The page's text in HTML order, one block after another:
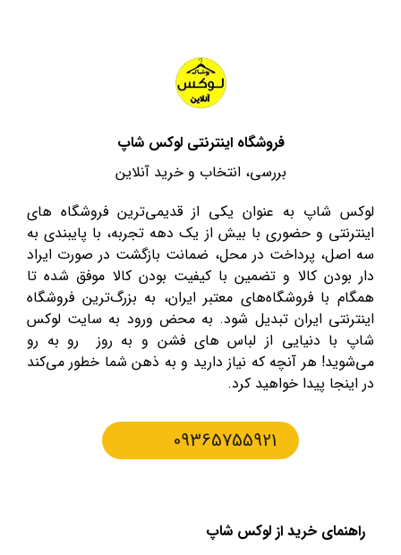
فروشگاه اینترنتی لوکس شاپ
بررسی، انتخاب و خرید آنلاین
لوکس شاپ به عنوان یکی از قدیمی‌ترین فروشگاه های
اینترنتی و حضوری با بیش از یک دهه تجربه، با پایبندی به
سه اصل، پرداخت در محل، ضمانت بازگشت در صورت ایراد
دار بودن کالا و تضمین با کیفیت بودن کالا موفق شده تا
همگام با فروشگاه‌های معتبر ایران، به بزرگ‌ترین فروشگاه
اینترنتی ایران تبدیل شود. به محض ورود به سایت لوکس
شاپ با دنیایی از لباس های فشن و به روز رو به رو
می‌شوید! هر آنچه که نیاز دارید و به ذهن شما خطور می‌کند
در اینجا پیدا خواهید کرد.
09365755921
راهنمای خرید از لوکس شاپ